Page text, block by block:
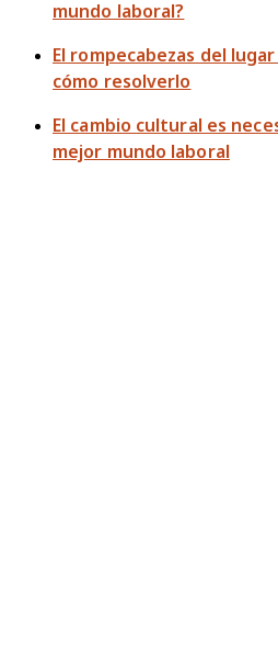
mundo laboral?
El rompecabezas del
cómo resolverlo
El cambio cultural es
mejor mundo laboral